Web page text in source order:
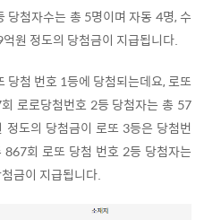
당첨자수는 총 5명이며 자동 4명, 수
원 정도의 당첨금이 지급됩니다.
당첨 번호 1등에 당첨되는데요, 로또
로로당첨번호 2등 당첨자는 총 57
도의 당첨금이 로또 3등은 당첨번
회 로또 당첨 번호 2등 당첨자는
금이 지급됩니다.